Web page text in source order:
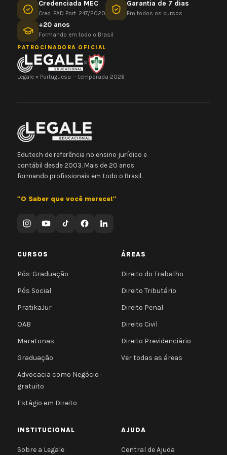
Credenciada MEC
Cred. EAD Port. 247/2020
Garantia de 7 dias
Em todos os cursos
+20 anos
Formando em todo o Brasil
PATROCINADORA OFICIAL
×
Legale × Portuguesa — temporada 2026
Edutech de referência no ensino jurídico e
contábil desde 2003. Mais de 20 anos
formando profissionais em todo o Brasil.
"O Saber que você merece!"
CURSOS
Pós-Graduação
Pós Social
PratikaJur
OAB
Maratonas
Graduação
Advocacia como Negócio ·
gratuito
Estágio em Direito
ÁREAS
Direito do Trabalho
Direito Tributário
Direito Penal
Direito Civil
Direito Previdenciário
Ver todas as áreas
INSTITUCIONAL
Sobre a Legale
AJUDA
Central de Ajuda